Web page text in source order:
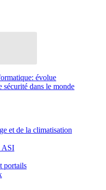
évolue
sécurité dans le monde
et de la climatisation
ASI
portails